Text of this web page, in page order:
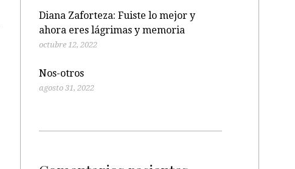
Diana Zaforteza: Fuiste lo mejor y
ahora eres lágrimas y memoria
octubre 12, 2022
Nos-otros
agosto 31, 2022